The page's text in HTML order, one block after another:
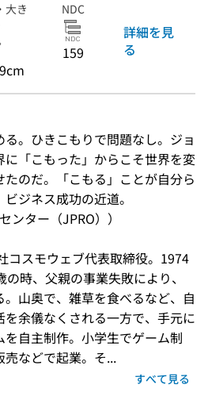
大き
NDC
159
詳細を見
る
。ひきこもりで問題なし。ジョ
「こもった」からこそ世界を変
のだ。「こもる」ことが自分ら
ジネス成功の近道。
ンター（JPRO））
コスモウェブ代表取締役。1974
時、父親の事業失敗により、
山奥で、雑草を食べるなど、自
余儀なくされる一方で、手元に
自主制作。小学生でゲーム制
などで起業。そ...
すべて見る